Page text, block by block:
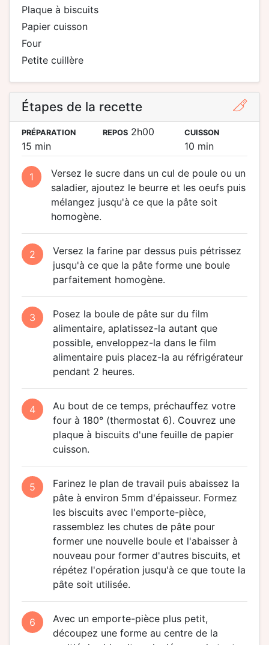
plaque à biscuits
papier cuisson
four
petite cuillère
Étapes de la recette
PRÉPARATION
15 min
REPOS 2h00 CUISSON
10 min
1
Versez le sucre dans un cul de poule ou un
saladier, ajoutez le beurre et les oeufs puis
mélangez jusqu'à ce que la pâte soit
homogène.
2
Versez la farine par dessus puis pétrissez
jusqu'à ce que la pâte forme une boule
parfaitement homogène.
3
Posez la boule de pâte sur du film
alimentaire, aplatissez-la autant que
possible, enveloppez-la dans le film
alimentaire puis placez-la au réfrigérateur
pendant 2 heures.
4
Au bout de ce temps, préchauffez votre
four à 180° (thermostat 6). Couvrez une
plaque à biscuits d'une feuille de papier
cuisson.
5
Farinez le plan de travail puis abaissez la
pâte à environ 5mm d'épaisseur. Formez
les biscuits avec l'emporte-pièce,
rassemblez les chutes de pâte pour
former une nouvelle boule et l'abaisser à
nouveau pour former d'autres biscuits, et
répétez l'opération jusqu'à ce que toute la
pâte soit utilisée.
6
Avec un emporte-pièce plus petit,
découpez une forme au centre de la